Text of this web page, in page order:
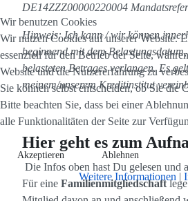
DE14ZZZ00000220004
Hinweis: Ich kann / wir können
beginnend mit dem
belasteten Betrages verlangen. Es
meinem/unserem Kreditinstitut
Hier geht es zum
Die Infos oben hast Du gelesen und
Für eine Familienmitgliedschaft
Wir benutzen Cookies
Wir nutzen Cookies auf unserer Website.
essenziell für den Betrieb der Seite,
Website und die Nutzererfahrung zu
Sie können selbst entscheiden, ob Sie die
Bitte beachten Sie, dass bei einer
alle Funktionalitäten der Seite zur
Akzeptieren Ablehnen
Weitere Informationen |